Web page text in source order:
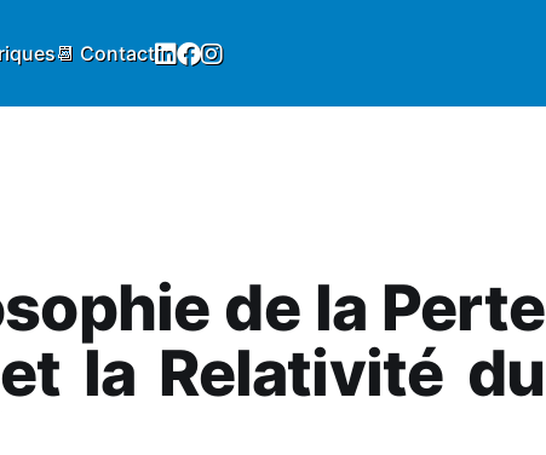
📆 Contact
de la Perte
la Relativité du